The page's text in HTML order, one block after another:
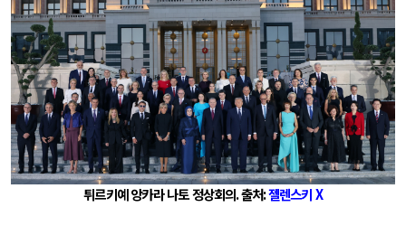
튀르키예 앙카라 나토 정상회의.출처:젤렌스키X